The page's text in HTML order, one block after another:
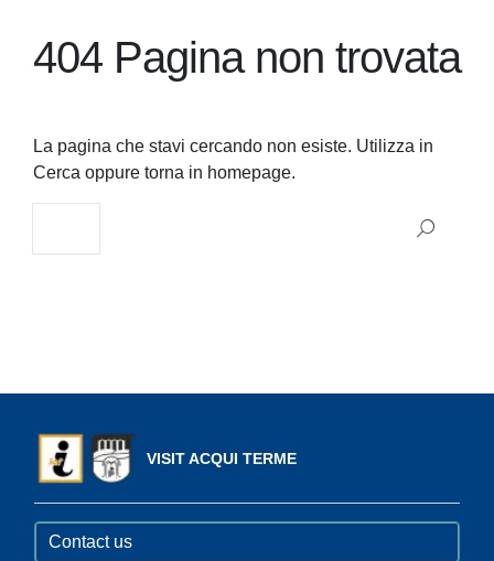
404 Pagina non trovata
La pagina che stavi cercando non esiste. Utilizza in
Cerca oppure torna in homepage.
VISIT ACQUI TERME
Contact us